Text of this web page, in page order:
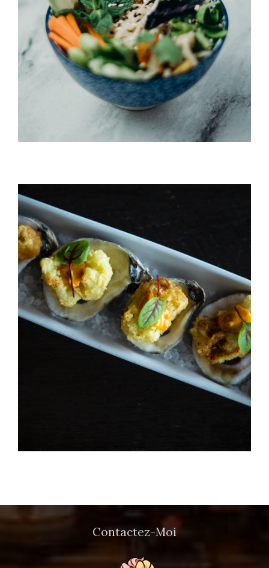
Umi Masu Salad
ANNIVERSAIRE
Ahi Salmon Nigiri
ANNIVERSAIRE
Contactez-Moi